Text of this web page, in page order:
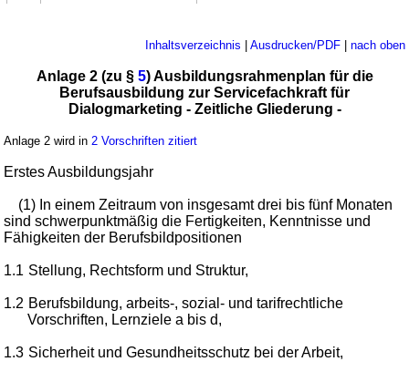
Inhaltsverzeichnis | Ausdrucken/PDF| nach oben
Anlage 2 (zu § 5) Ausbildungsrahmenplan für die
Berufsausbildung zur Servicefachkraft für
Dialogmarketing - Zeitliche Gliederung -
Anlage 2 wird in 2 Vorschriften zitiert
Erstes Ausbildungsjahr
(1) In einem Zeitraum von insgesamt drei bis fünf Monaten
sind schwerpunktmäßig die Fertigkeiten, Kenntnisse und
Fähigkeiten der Berufsbildpositionen
1.1 Stellung, Rechtsform und Struktur,
1.2 Berufsbildung, arbeits-, sozial- und tarifrechtliche
Vorschriften, Lernziele a bis d,
1.3 Sicherheit und Gesundheitsschutz bei der Arbeit,